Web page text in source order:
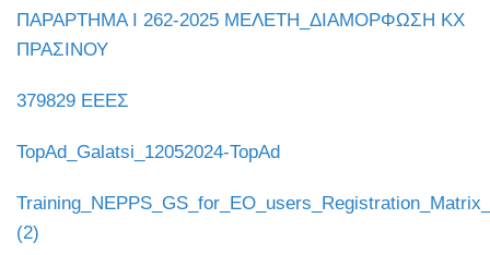
ΠΑΡΑΡΤΗΜΑ Ι 262-2025 ΜΕΛΕΤΗ_ΔΙΑΜΟΡΦΩΣΗ ΚΧ
ΠΡΑΣΙΝΟΥ
379829 ΕΕΕΣ
TopAd_Galatsi_12052024-TopAd
(2)